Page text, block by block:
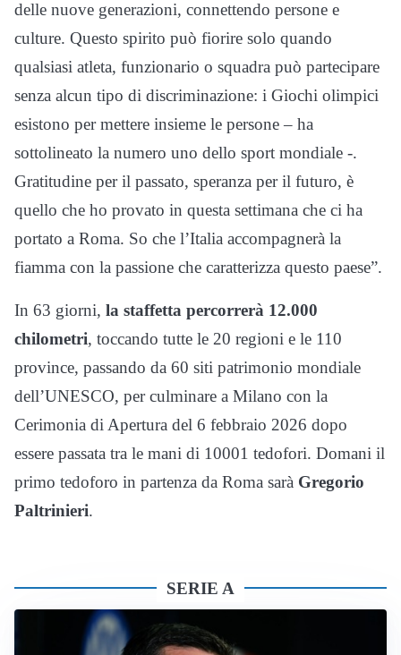
delle nuove generazioni, connettendo persone e
culture. Questo spirito può fiorire solo quando
qualsiasi atleta, funzionario o squadra può partecipare
senza alcun tipo di discriminazione: i Giochi olimpici
esistono per mettere insieme le persone – ha
sottolineato la numero uno dello sport mondiale -.
Gratitudine per il passato, speranza per il futuro, è
quello che ho provato in questa settimana che ci ha
portato a Roma. So che l’Italia accompagnerà la
fiamma con la passione che caratterizza questo paese”.
In 63 giorni, la staffetta percorrerà 12.000
chilometri, toccando tutte le 20 regioni e le 110
province, passando da 60 siti patrimonio mondiale
dell’UNESCO, per culminare a Milano con la
Cerimonia di Apertura del 6 febbraio 2026 dopo
essere passata tra le mani di 10001 tedofori. Domani il
primo tedoforo in partenza da Roma sarà Gregorio
Paltrinieri.
SERIE A